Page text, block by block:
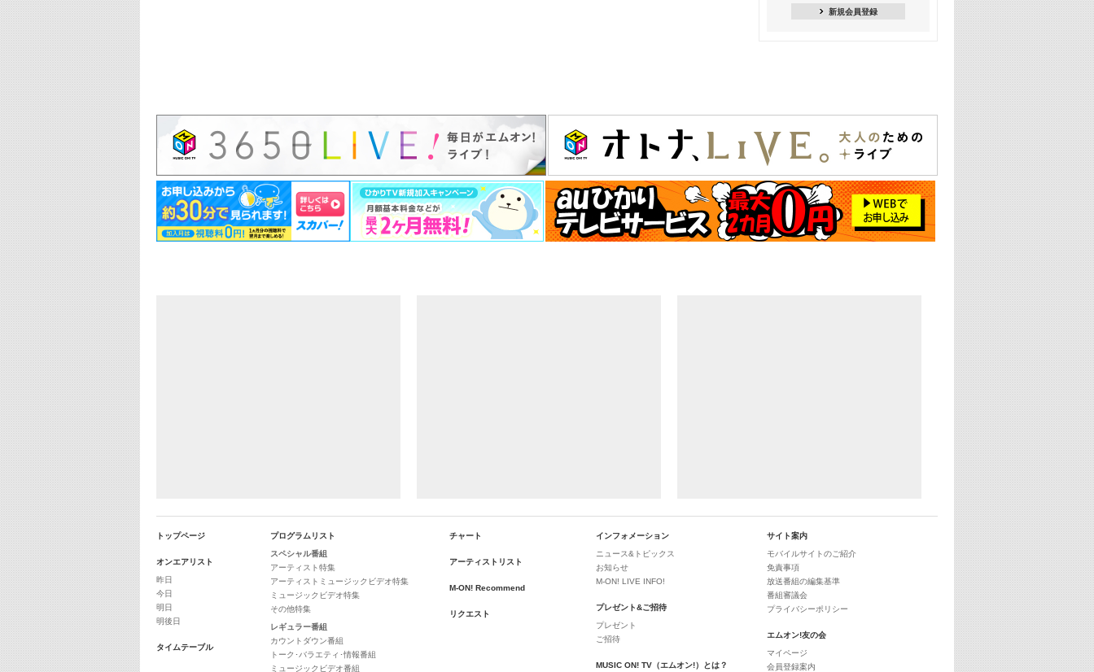
23:00
SUPER EIGHT特集
24:00
25:00
エムオン! ヒッツ
26:00
新規会員登録
トップページ
オンエアリスト
昨日
今日
明日
明後日
タイムテーブル
プログラムリスト
スペシャル番組
アーティスト特集
アーティストミュージックビデオ特集
ミュージックビデオ特集
その他特集
レギュラー番組
カウントダウン番組
トーク･バラエティ･情報番組
ミュージックビデオ番組
チャート
アーティストリスト
M-ON! Recommend
リクエスト
インフォメーション
ニュース&トピックス
お知らせ
M-ON! LIVE INFO!
プレゼント&ご招待
プレゼント
ご招待
MUSIC ON! TV（エムオン!）とは？
サイト案内
モバイルサイトのご紹介
免責事項
放送番組の編集基準
番組審議会
プライバシーポリシー
エムオン!友の会
マイページ
会員登録案内